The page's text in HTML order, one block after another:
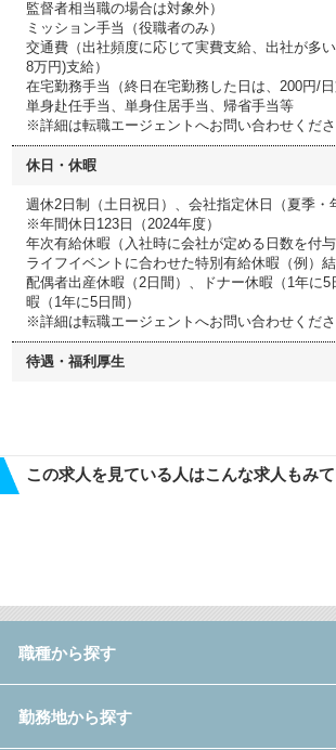
監督者相当職の場合は対象外）
ミッション手当（役職者のみ）
交通費（出社頻度に応じて実費支給、出社が多
8万円)支給）
在宅勤務手当（終日在宅勤務した日は、200円/日
単身赴任手当、単身住居手当、帰省手当等
※詳細は転職エージェントへお問い合わせくださ
休日・休暇
週休2日制（土日祝日）、会社指定休日（夏季・
※年間休日123日（2024年度）
年次有給休暇（入社時に会社が定める日数を付与
ライフイベントに合わせた特別有給休暇（例）結
配偶者出産休暇（2日間）、ドナー休暇（1年に
暇（1年に5日間）
※詳細は転職エージェントへお問い合わせくださ
待遇・福利厚生
この求人を見ている人はこんな求人もみ
職種から探す
勤務地から探す